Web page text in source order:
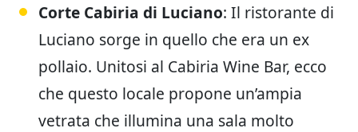
Corte Cabiria di Luciano: Il ristorante di
Luciano sorge in quello che era un ex
pollaio. Unitosi al Cabiria Wine Bar, ecco
che questo locale propone un’ampia
vetrata che illumina una sala molto